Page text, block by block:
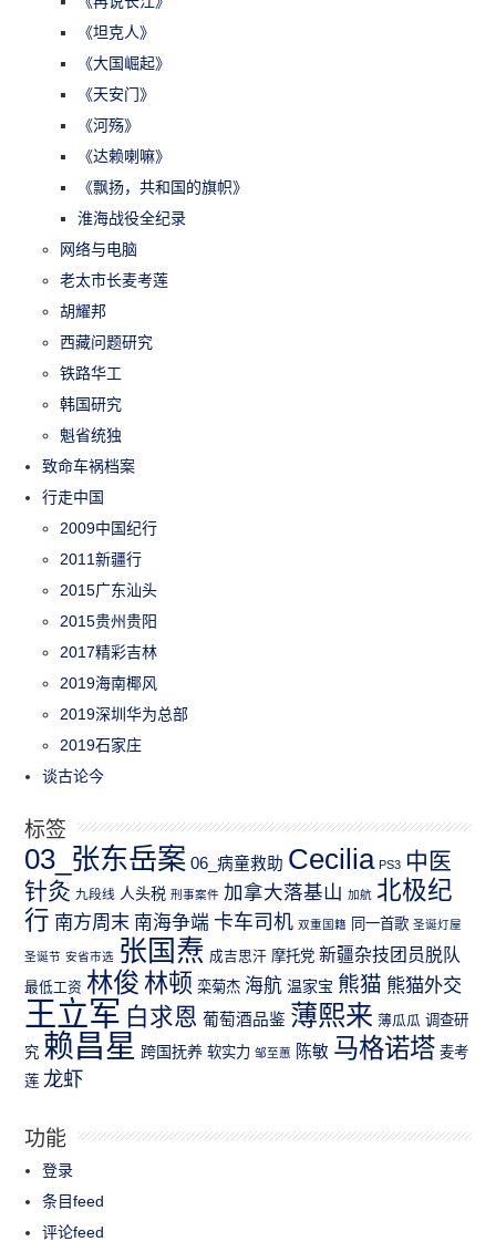
《坦克人》
《大国崛起》
《天安门》
《河殇》
《达赖喇嘛》
《飘扬，共和国的旗帜》
淮海战役全纪录
网络与电脑
老太市长麦考莲
胡耀邦
西藏问题研究
铁路华工
韩国研究
魁省统独
致命车祸档案
行走中国
2009中国纪行
2011新疆行
2015广东汕头
2015贵州贵阳
2017精彩吉林
2019海南椰风
2019深圳华为总部
2019石家庄
谈古论今
标签
03_张东岳案 06_病童救助 Cecilia PS3 中医
针灸 九段线 人头税 刑事案件 加拿大落基山 加航 北极纪
行 南方周末 南海争端 卡车司机 双重国籍 同一首歌 圣诞灯屋
圣诞节 安省市选 张国焘 成吉思汗 摩托党 新疆杂技团员脱队
最低工资 林俊 林顿 栾菊杰 海航 温家宝 熊猫 熊猫外交
王立军 白求恩 葡萄酒品鉴 薄熙来 薄瓜瓜 调查研
究 赖昌星 跨国抚养 软实力 邹至蕙 陈敏 马格诺塔 麦考
莲 龙虾
功能
登录
条目feed
评论feed